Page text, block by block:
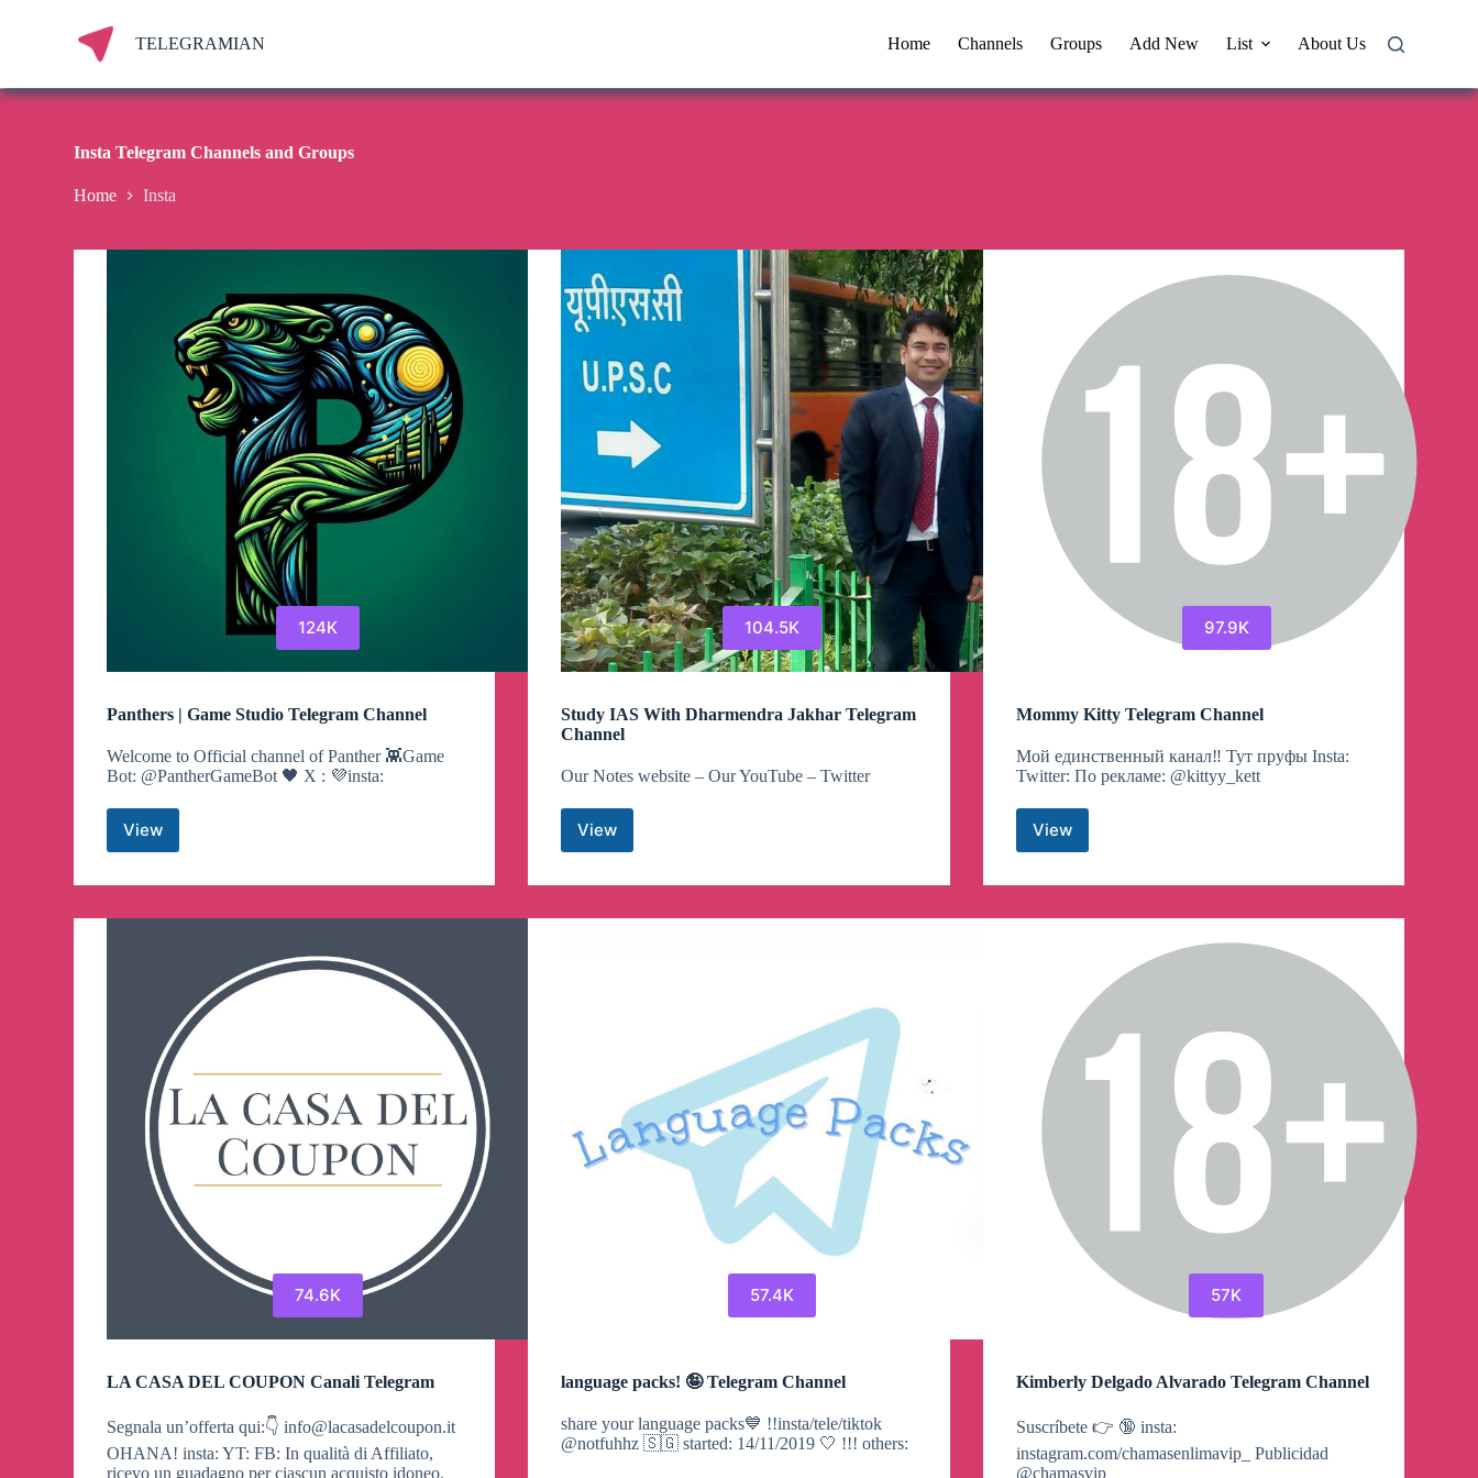
t
TELEGRAMIAN Home Channels Groups Add New List About Us
Insta Telegram Channels and Groups
Home Insta
124K
Panthers | Game Studio Telegram Channel
Welcome to Official channel of Panther 👾Game
Bot: @PantherGameBot 🖤 X : 💜insta:
ViewPanthers
|
Game
Telegram
104.5K
Study IAS With Dharmendra Jakhar Telegram
Channel
Our Notes website – Our YouTube – Twitter
View
Study
IAS
With
Jakhar
97.9K
Mommy Kitty Telegram Channel
Мой единственный канал‼️ Тут пруфы Insta:
Twitter: По рекламе: @kittyy_kett
ViewMommy
Kitty
Telegram
74.6K
LA CASA DEL COUPON Canali Telegram
Segnala un’offerta qui:👇info@lacasadelcoupon.it
OHANA! insta: YT: FB: In qualità di Affiliato,
ricevo un guadagno per ciascun acquisto idoneo.
57.4K
language packs! 🤪 Telegram Channel
share your language packs💙 !!insta/tele/tiktok
@notfuhhz 🇸🇬 started: 14/11/2019 🤍 !!! others:
57K
Kimberly Delgado Alvarado Telegram Channel
Suscríbete 👉 🔞 insta:
instagram.com/chamasenlimavip_ Publicidad
@chamasvip